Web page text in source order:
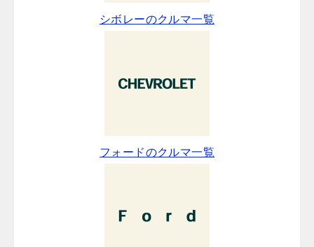
シボレーのクルマ一覧
フォードのクルマ一覧